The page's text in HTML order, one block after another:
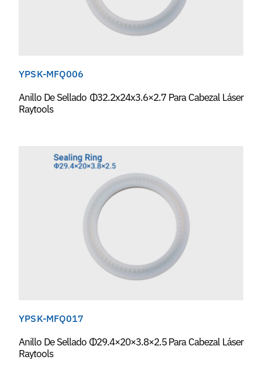
YPSK-MFQ006
Anillo De Sellado Φ32.2x24x3.6×2.7 Para Cabezal Láser
Raytools
YPSK-MFQ017
Anillo De Sellado Φ29.4×20×3.8×2.5 Para Cabezal Láser
Raytools